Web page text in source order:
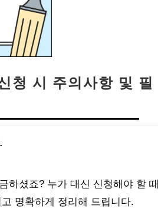
청 시 주의사항 및 필
하셨죠? 누가 대신 신청해야 할 때
명확하게 정리해 드립니다.